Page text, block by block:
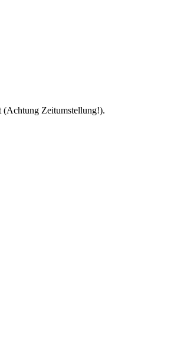
(Achtung Zeitumstellung!).